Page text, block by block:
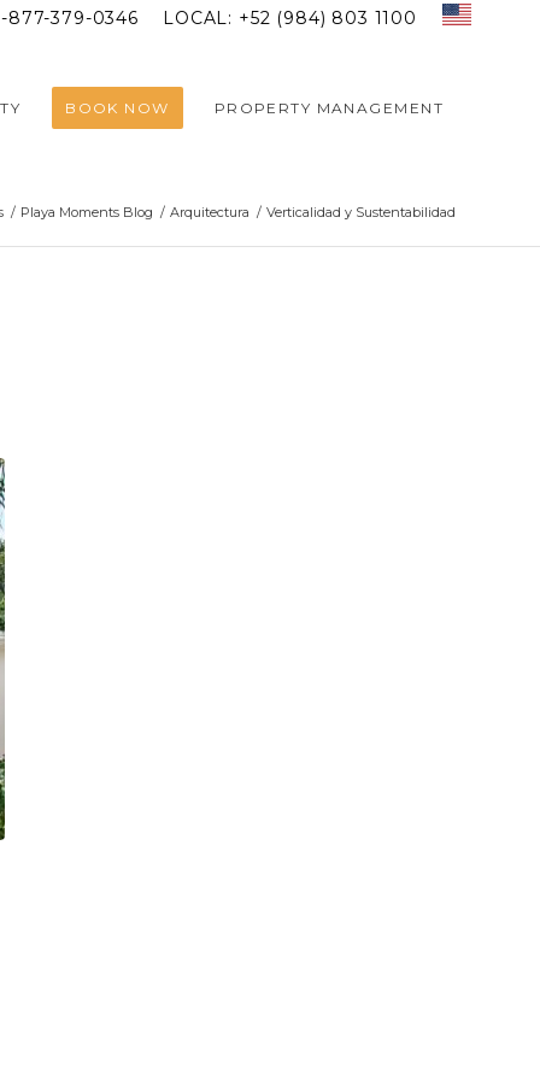
LOCAL: +52 (984) 803 1100
877-379-0346
BOOK NOW PROPERTY MANAGEMENT
/ Playa Moments Blog / Arquitectura / Verticalidad y Sustentabilidad